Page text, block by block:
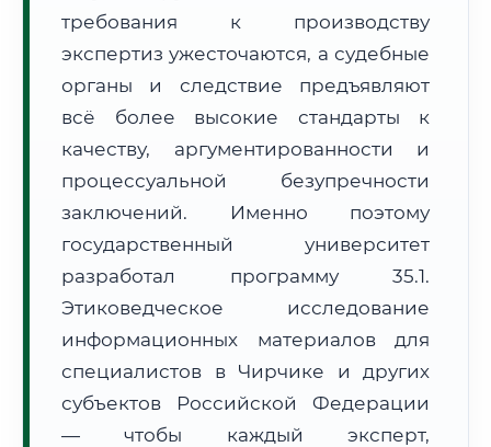
Формат учебы:
Дистанционно
🗺️ Зона обслуживания: г. Чирчик
Расчет логистики оригиналов:
• Маршрут транзита:
• Экспресс-доставка СДЭК / Почтой: 3–4 рабочих дня
📜 Документы и аккредитация ФИС ФРДО
Нажмите на документ для увеличения и просмотра
требования к производству
экспертиз ужесточаются, а судебные
органы и следствие предъявляют
всё более высокие стандарты к
качеству, аргументированности и
процессуальной безупречности
заключений. Именно поэтому
государственный университет
разработал программу 35.1.
Этиковедческое исследование
информационных материалов для
специалистов в Чирчике и других
субъектов Российской Федерации
— чтобы каждый эксперт,